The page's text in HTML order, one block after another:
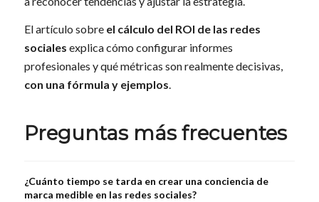
El artículo sobre el cálculo del ROI de las redes
sociales explica cómo configurar informes
profesionales y qué métricas son realmente decisivas,
con una fórmula y ejemplos.
Preguntas más frecuentes
¿Cuánto tiempo se tarda en crear una conciencia de
marca medible en las redes sociales?